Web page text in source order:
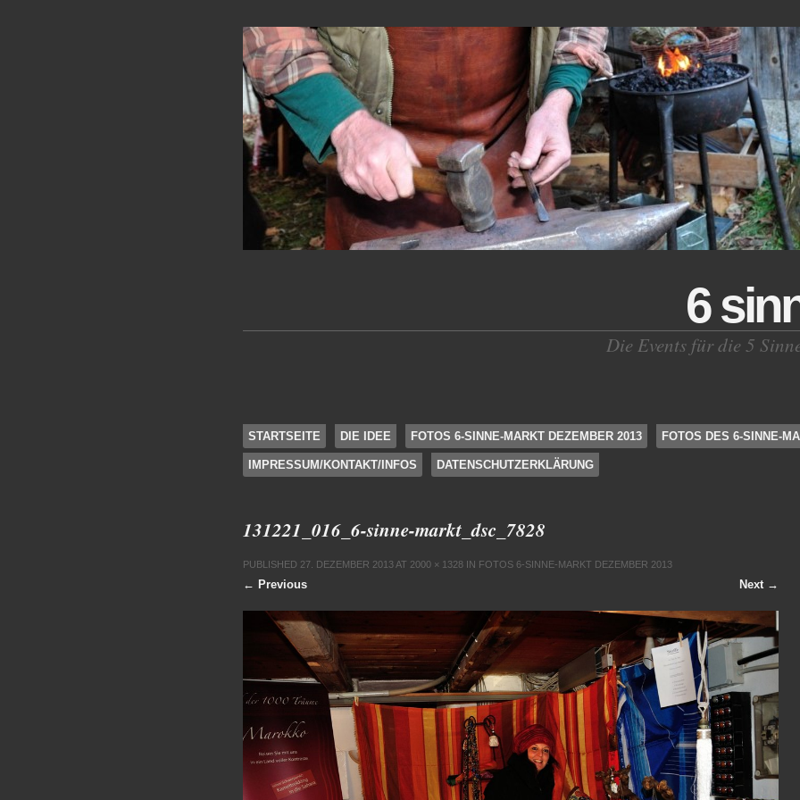
6
Die Events für die 5
Menu
SKIP TO CONTENT
STARTSEITE DIE IDEE FOTOS 6-SINNE-MARKT DEZEMBER 2013 FOTOS DES 6-SINNE-
IMPRESSUM/KONTAKT/INFOS DATENSCHUTZERKLÄRUNG
131221_016_6-sinne-markt_dsc_7828
PUBLISHED 27. DEZEMBER 2013 AT 2000 × 1328 IN FOTOS 6-SINNE-MARKT DEZEMBER 2013
← Previous Next →